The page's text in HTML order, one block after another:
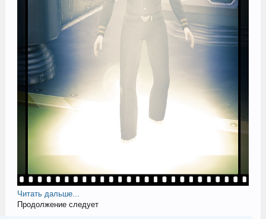
Читать дальше...
Продолжение следует